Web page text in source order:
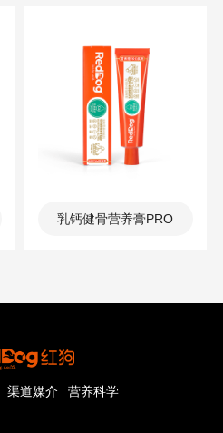
乳钙健骨营养膏PRO
渠道媒介 营养科学